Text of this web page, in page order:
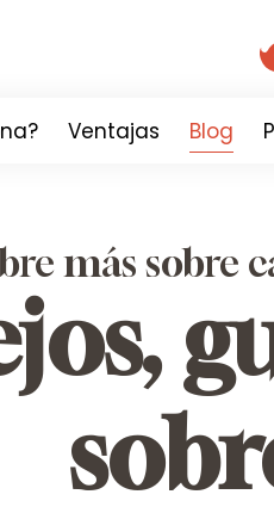
Ventajas Blog
más sobre